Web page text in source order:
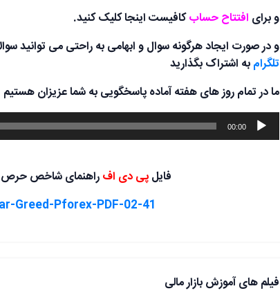
و برای افتتاح حسابکافیست اینجا کلیک کنید.
و در صورت ایجاد هرگونه سوال و ابهامی به راحتی می توانید
تلگرامبه اشتراک بگذارید
ما در تمام روز های هفته آماده پاسخگویی به شما عزیزان هستیم
پخش‌کننده
صوت
00:00
فایلپی دی افراهنمای شاخص
02-41-Fear-Greed-Pforex-PDF
فیلم های آموزش بازار مالی